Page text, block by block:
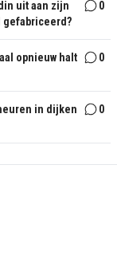
uit aan zijn
gefabriceerd?
0
opnieuw halt
0
in dijken 0